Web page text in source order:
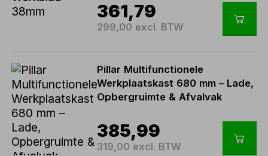
361,79
299,00 excl. BTW
Pillar Multifunctionele
Werkplaatskast 680 mm – Lade,
Opbergruimte & Afvalvak
385,99
319,00 excl. BTW